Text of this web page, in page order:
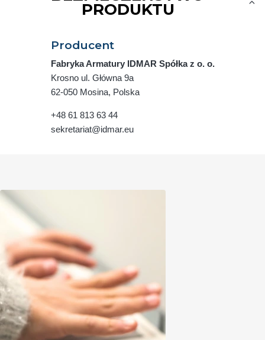
PRODUKTU
Producent
Fabryka Armatury IDMAR Spółka z o. o.
Krosno ul. Główna 9a
62-050 Mosina, Polska
+48 61 813 63 44
sekretariat@idmar.eu